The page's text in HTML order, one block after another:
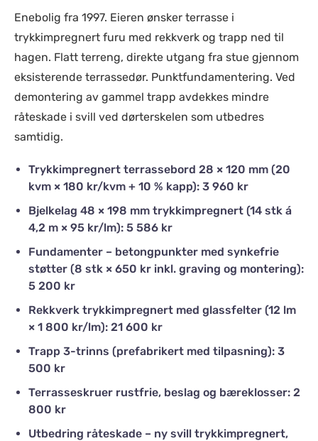
Enebolig fra 1997. Eieren ønsker terrasse i
trykkimpregnert furu med rekkverk og trapp ned til
hagen. Flatt terreng, direkte utgang fra stue gjennom
eksisterende terrassedør. Punktfundamentering. Ved
demontering av gammel trapp avdekkes mindre
råteskade i svill ved dørterskelen som utbedres
samtidig.
Trykkimpregnert terrassebord 28 × 120 mm (20
kvm × 180 kr/kvm + 10 % kapp): 3 960 kr
Bjelkelag 48 × 198 mm trykkimpregnert (14 stk á
4,2 m × 95 kr/lm): 5 586 kr
Fundamenter – betongpunkter med synkefrie
støtter (8 stk × 650 kr inkl. graving og montering):
5 200 kr
Rekkverk trykkimpregnert med glassfelter (12 lm
× 1 800 kr/lm): 21 600 kr
Trapp 3-trinns (prefabrikert med tilpasning): 3
500 kr
Terrasseskruer rustfrie, beslag og bæreklosser: 2
800 kr
Utbedring råteskade – ny svill trykkimpregnert,